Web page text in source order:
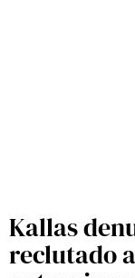
Kallas
reclutado